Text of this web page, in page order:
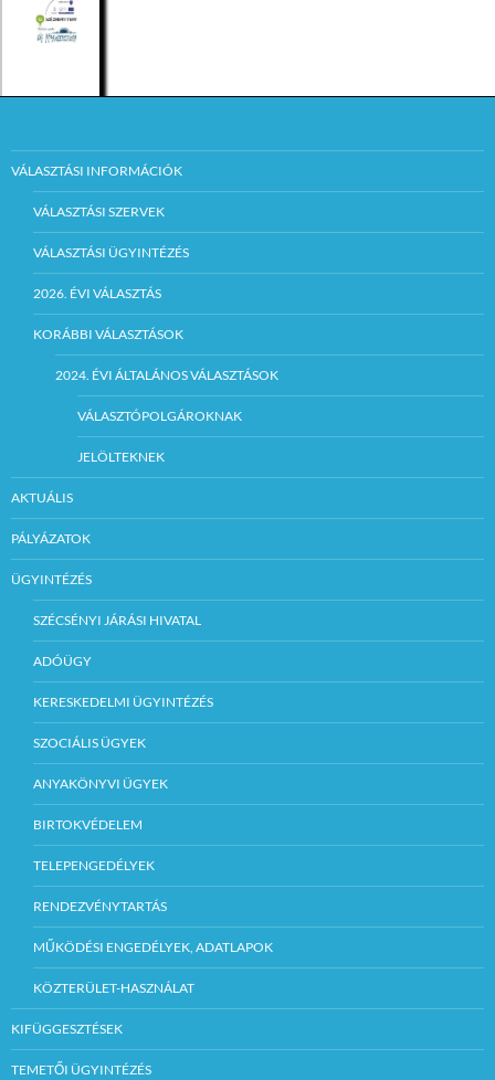
VÁLASZTÁSI INFORMÁCIÓK
VÁLASZTÁSI SZERVEK
VÁLASZTÁSI ÜGYINTÉZÉS
2026. ÉVI VÁLASZTÁS
KORÁBBI VÁLASZTÁSOK
2024. ÉVI ÁLTALÁNOS VÁLASZTÁSOK
VÁLASZTÓPOLGÁROKNAK
JELÖLTEKNEK
AKTUÁLIS
PÁLYÁZATOK
ÜGYINTÉZÉS
SZÉCSÉNYI JÁRÁSI HIVATAL
ADÓÜGY
KERESKEDELMI ÜGYINTÉZÉS
SZOCIÁLIS ÜGYEK
ANYAKÖNYVI ÜGYEK
BIRTOKVÉDELEM
TELEPENGEDÉLYEK
RENDEZVÉNYTARTÁS
MŰKÖDÉSI ENGEDÉLYEK, ADATLAPOK
KÖZTERÜLET-HASZNÁLAT
KIFÜGGESZTÉSEK
TEMETŐI ÜGYINTÉZÉS